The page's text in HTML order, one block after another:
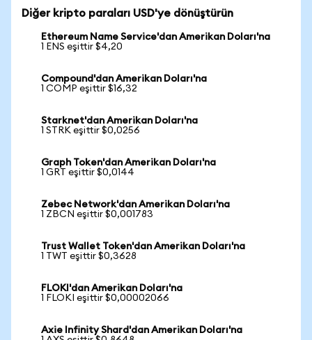
Diğer kripto paraları USD'ye dönüştürün
Ethereum Name Service'dan Amerikan Doları'na
1 ENS eşittir $4,20
Compound'dan Amerikan Doları'na
1 COMP eşittir $16,32
Starknet'dan Amerikan Doları'na
1 STRK eşittir $0,0256
Graph Token'dan Amerikan Doları'na
1 GRT eşittir $0,0144
Zebec Network'dan Amerikan Doları'na
1 ZBCN eşittir $0,001783
Trust Wallet Token'dan Amerikan Doları'na
1 TWT eşittir $0,3628
FLOKI'dan Amerikan Doları'na
1 FLOKI eşittir $0,00002066
Axie Infinity Shard'dan Amerikan Doları'na